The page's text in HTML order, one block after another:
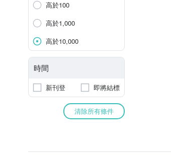
高於100
高於1,000
高於10,000
時間
新刊登 即將結標
清除所有條件